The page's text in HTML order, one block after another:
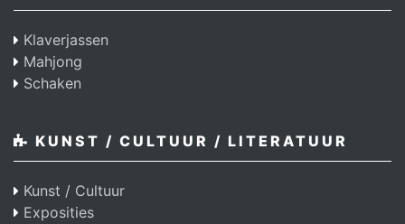
Klaverjassen
Mahjong
Schaken
KUNST / CULTUUR / LITERATUUR
Kunst / Cultuur
Exposities